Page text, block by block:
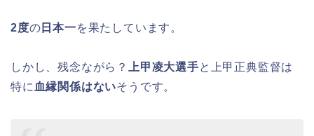
2度の 日本一を果たしています。
しかし、残念ながら？ 上甲凌大選手と上甲正典監督は
特に 血縁関係はないそうです。